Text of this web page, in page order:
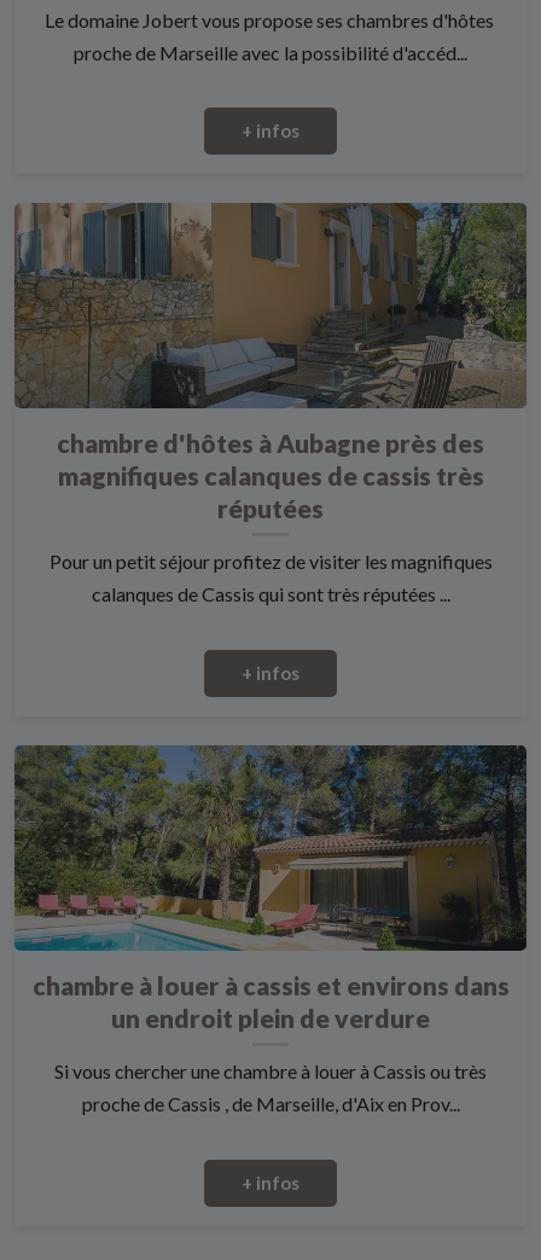
Le domaine Jobert vous propose ses chambres d'hôtes
proche de Marseille avec la possibilité d'accéd...
+ infos
chambre d'hôtes à Aubagne près des
magnifiques calanques de cassis très
réputées
Pour un petit séjour profitez de visiter les magnifiques
calanques de Cassis qui sont très réputées ...
+ infos
chambre à louer à cassis et environs dans
un endroit plein de verdure
Si vous chercher une chambre à louer à Cassis ou très
proche de Cassis , de Marseille, d'Aix en Prov...
+ infos